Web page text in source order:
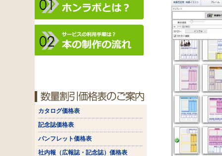
カタログ価格表
記念誌価格表
パンフレット価格表
社内報（広報誌・記念誌）価格表